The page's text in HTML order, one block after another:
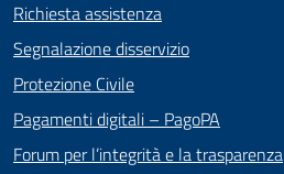
Richiesta assistenza
Segnalazione disservizio
Protezione Civile
Pagamenti digitali – PagoPA
Forum per l’integrità e la trasparenza